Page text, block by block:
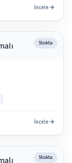
İncele
Stokta
İncele
Stokta